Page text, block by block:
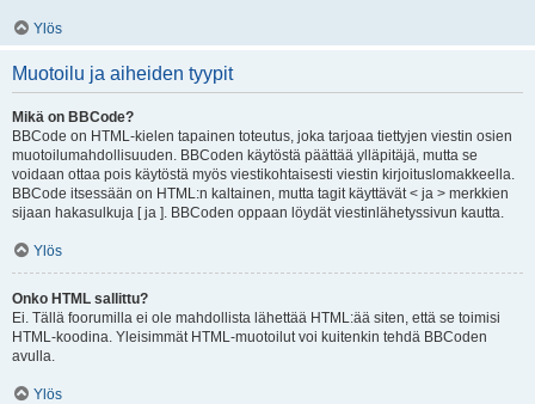
Ylös
Muotoilu ja aiheiden tyypit
Mikä on BBCode?
BBCode on HTML-kielen tapainen toteutus, joka tarjoaa tiettyjen viestin osien
muotoilumahdollisuuden. BBCoden käytöstä päättää ylläpitäjä, mutta se
voidaan ottaa pois käytöstä myös viestikohtaisesti viestin kirjoituslomakkeella.
BBCode itsessään on HTML:n kaltainen, mutta tagit käyttävät < ja > merkkien
sijaan hakasulkuja [ ja ]. BBCoden oppaan löydät viestinlähetyssivun kautta.
Ylös
Onko HTML sallittu?
Ei. Tällä foorumilla ei ole mahdollista lähettää HTML:ää siten, että se toimisi
HTML-koodina. Yleisimmät HTML-muotoilut voi kuitenkin tehdä BBCoden
avulla.
Ylös